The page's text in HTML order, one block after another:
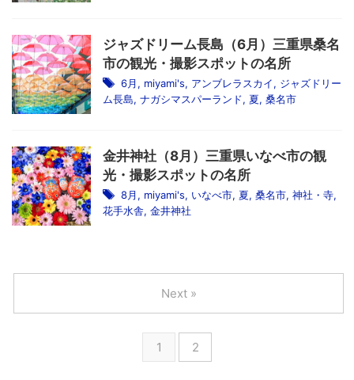
ジャズドリーム長島（6月）三重県桑名
市の観光・撮影スポットの名所
6月, miyami's, アンブレラスカイ, ジャズドリー
ム長島, ナガシマスパーランド, 夏, 桑名市
金井神社（8月）三重県いなべ市の観
光・撮影スポットの名所
8月, miyami's, いなべ市, 夏, 桑名市, 神社・寺,
花手水舎, 金井神社
1 2
Next »